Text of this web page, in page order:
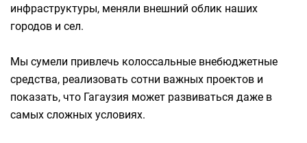
инфраструктуры, меняли внешний облик наших
городов и сел.
Мы сумели привлечь колоссальные внебюджетные
средства, реализовать сотни важных проектов и
показать, что Гагаузия может развиваться даже в
самых сложных условиях.